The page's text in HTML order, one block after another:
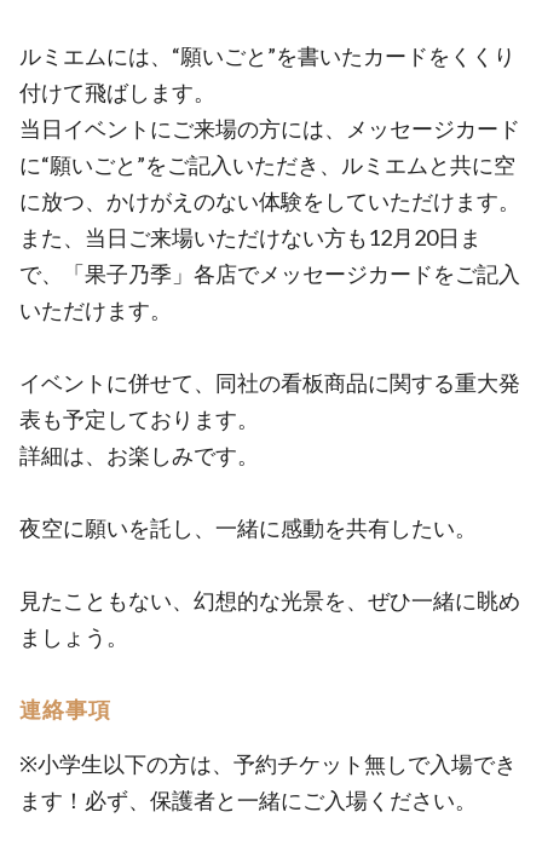
ルミエムには、“願いごと”を書いたカードをくくり
付けて飛ばします。
当日イベントにご来場の方には、メッセージカード
に“願いごと”をご記入いただき、ルミエムと共に空
に放つ、かけがえのない体験をしていただけます。
また、当日ご来場いただけない方も12月20日ま
で、「果子乃季」各店でメッセージカードをご記入
いただけます。
イベントに併せて、同社の看板商品に関する重大発
表も予定しております。
詳細は、お楽しみです。
夜空に願いを託し、一緒に感動を共有したい。
見たこともない、幻想的な光景を、ぜひ一緒に眺め
ましょう。
連絡事項
※小学生以下の方は、予約チケット無しで入場でき
ます！必ず、保護者と一緒にご入場ください。